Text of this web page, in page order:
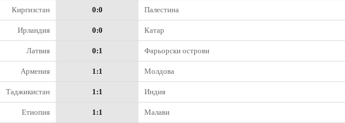
Киргизстан 0:0 Палестина
Ирландия 0:0 Катар
Латвия 0:1 Фарьорски острови
Армения 1:1 Молдова
Таджикистан 1:1 Индия
Етиопия 1:1 Малави